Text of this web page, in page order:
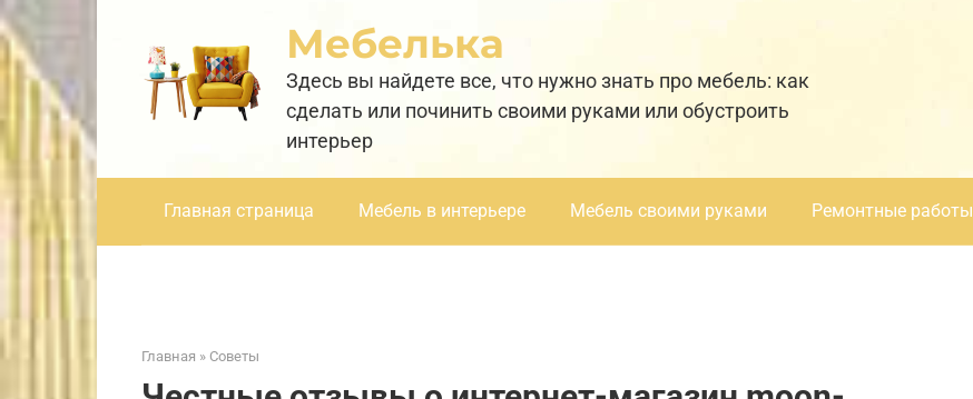
Перейти
к
контенту
Мебелька
Здесь вы найдете все, что нужно знать про мебель: как
сделать или починить своими руками или обустроить
интерьер
Главная страница Мебель в интерьере Мебель своими руками Ремонтные работы
Главная » Советы